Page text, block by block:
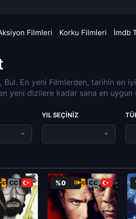
Filmleri Korku Filmleri İmdb
Bul. En yeni Filmlerden, tarihin en
yeni dizilere kadar sana en uygun
YIL SEÇINIZ
%0